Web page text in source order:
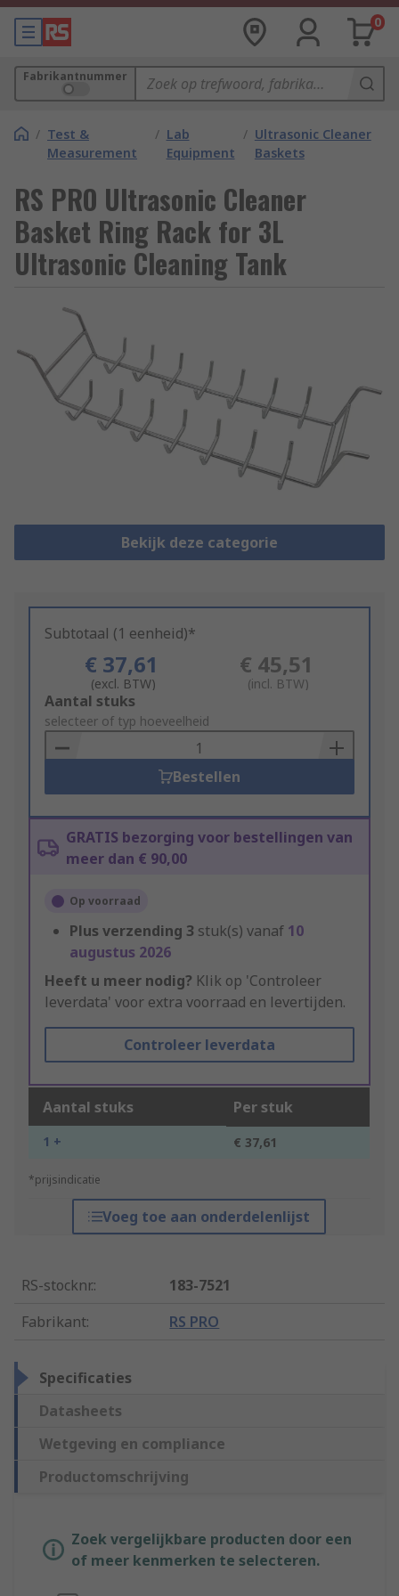
0
Fabrikantnummer
/ Test &
Measurement
/ Lab
Equipment
/ Ultrasonic Cleaner
Baskets
RS PRO Ultrasonic Cleaner
Basket Ring Rack for 3L
Ultrasonic Cleaning Tank
Bekijk deze categorie
Subtotaal (1 eenheid)*
€ 37,61
(excl. BTW)
€ 45,51
(incl. BTW)
Add
to
Basket
Aantal stuks
selecteer of typ hoeveelheid
Bestellen
GRATIS bezorging voor bestellingen van
meer dan € 90,00
Op voorraad
Plus verzending 3 stuk(s) vanaf 10
augustus 2026
Heeft u meer nodig? Klik op 'Controleer
leverdata' voor extra voorraad en levertijden.
Controleer leverdata
Aantal stuks Per stuk
1 + € 37,61
*prijsindicatie
Voeg toe aan onderdelenlijst
RS-stocknr.:
183-7521
Fabrikant: RS PRO
Specificaties
Datasheets
Wetgeving en compliance
Productomschrijving
Zoek vergelijkbare producten door een
of meer kenmerken te selecteren.